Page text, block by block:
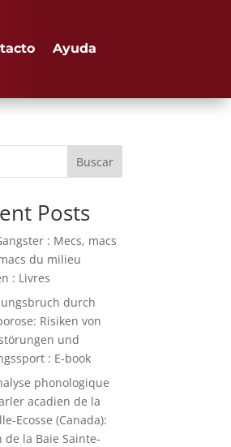
Ayuda
Buscar
Posts
: Mecs, macs
du milieu
: Livres
durch
Risiken von
und
: E-book
phonologique
acadien de la
Ecosse (Canada):
de la Baie Sainte-